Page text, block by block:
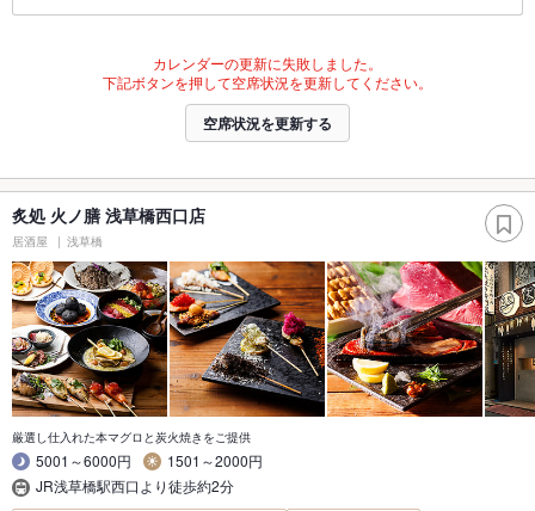
カレンダーの更新に失敗しました。
下記ボタンを押して空席状況を更新してください。
空席状況を更新する
炙処 火ノ膳 浅草橋西口店
居酒屋 浅草橋
厳選し仕入れた本マグロと炭火焼きをご提供
5001～6000円
1501～2000円
JR浅草橋駅西口より徒歩約2分